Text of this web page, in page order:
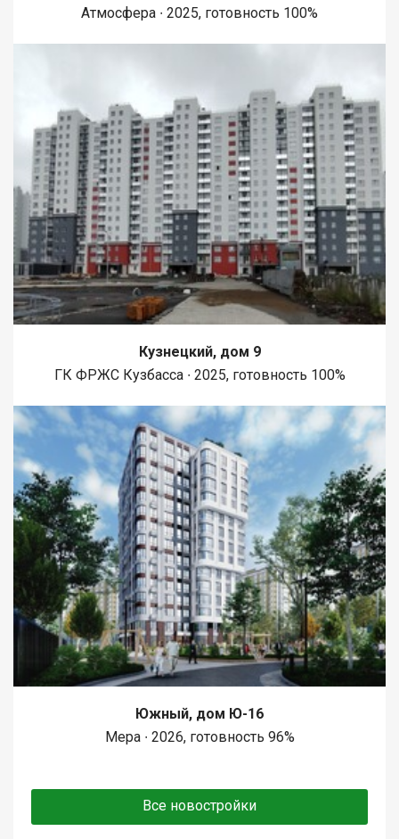
Атмосфера ∙ 2025, готовность 100%
Кузнецкий, дом 9
ГК ФРЖС Кузбасса ∙ 2025, готовность 100%
Южный, дом Ю-16
Мера ∙ 2026, готовность 96%
Все новостройки